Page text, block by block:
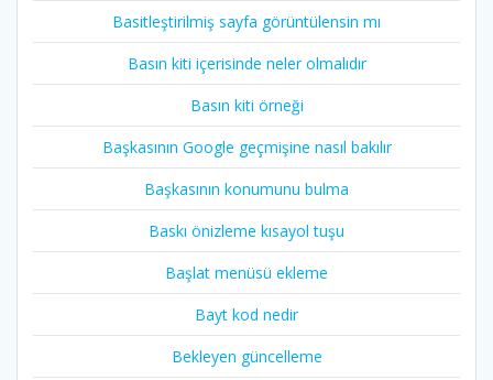
Basitleştirilmiş sayfa görüntülensin mı
Basın kiti içerisinde neler olmalıdır
Basın kiti örneği
Başkasının Google geçmişine nasıl bakılır
Başkasının konumunu bulma
Baskı önizleme kısayol tuşu
Başlat menüsü ekleme
Bayt kod nedir
Bekleyen güncelleme